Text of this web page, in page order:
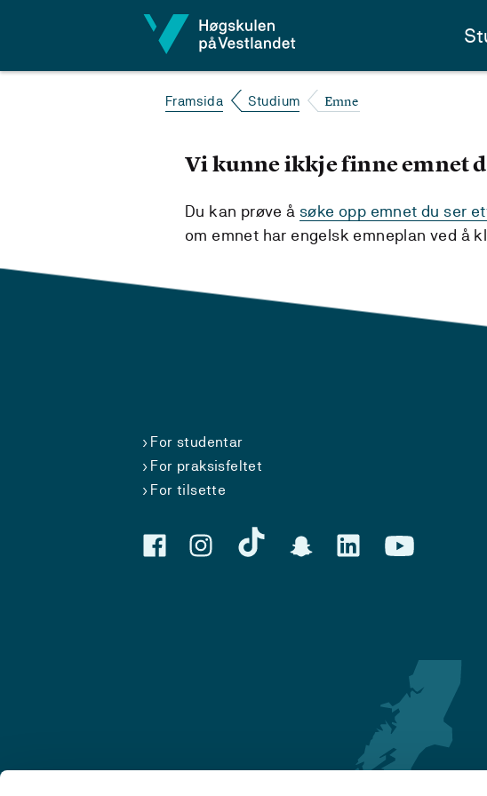
Framsida Studium Emne
Vi kunne ikkje finne emnet
Du kan prøve å søke opp emnet du ser
om emnet har engelsk emneplan ved å
For studentar
For praksisfeltet
For tilsette